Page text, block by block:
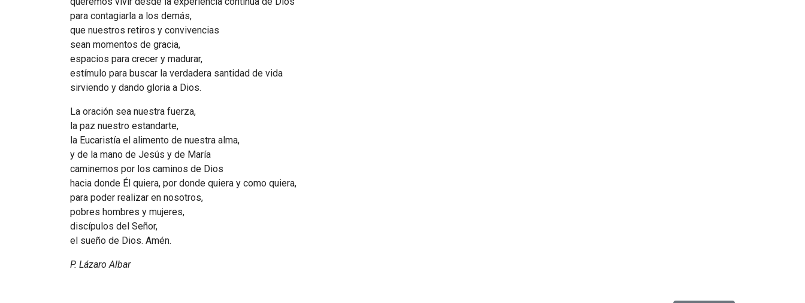
para contagiarla a los demás,
que nuestros retiros y convivencias
sean momentos de gracia,
espacios para crecer y madurar,
estímulo para buscar la verdadera santidad de vida
sirviendo y dando gloria a Dios.
La oración sea nuestra fuerza,
la paz nuestro estandarte,
la Eucaristía el alimento de nuestra alma,
y de la mano de Jesús y de María
caminemos por los caminos de Dios
hacia donde Él quiera, por donde quiera y como quiera,
para poder realizar en nosotros,
pobres hombres y mujeres,
discípulos del Señor,
el sueño de Dios. Amén.
P. Lázaro Albar